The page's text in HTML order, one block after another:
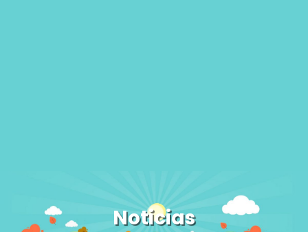
Noticias